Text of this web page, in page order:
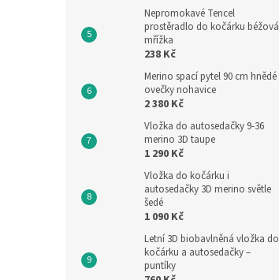
Nepromokavé Tencel
prostěradlo do kočárku béžová
mřížka
238 Kč
Merino spací pytel 90 cm hnědé
ovečky nohavice
2 380 Kč
Vložka do autosedačky 9-36
merino 3D taupe
1 290 Kč
Vložka do kočárku i
autosedačky 3D merino světle
šedé
1 090 Kč
Letní 3D biobavlněná vložka do
kočárku a autosedačky –
puntíky